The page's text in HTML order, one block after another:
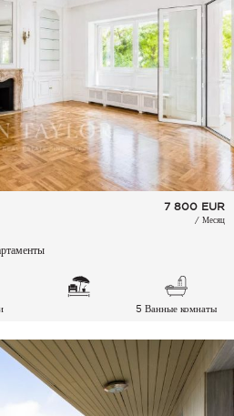
7 800 EUR
/ Месяц
5 Ванные комнаты